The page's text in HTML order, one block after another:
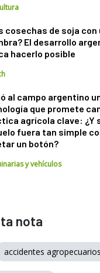
cosechas de soja con
El desarrollo
hacerlo posible
al campo argentino
que promete
agrícola clave: ¿Y
fuera tan simple
un botón?
y vehículos
nota
accidentes agropecuarios